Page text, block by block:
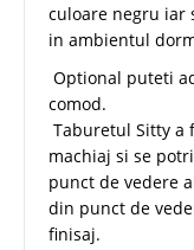
culoare negru iar
in ambientul
Optional puteti
comod.
Taburetul Sitty a
machiaj si se
punct de vedere
din punct de
finisaj.